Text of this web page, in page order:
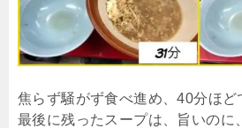
焦らず騒がず食べ進め、40分ほど
最後に残ったスープは、旨いのに